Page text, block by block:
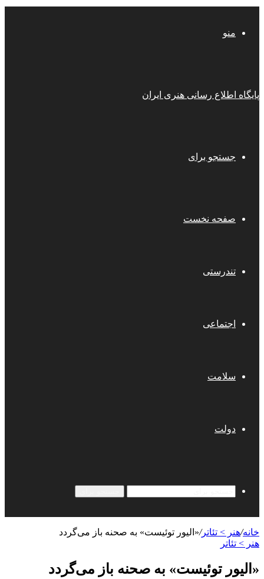
منو
پایگاه اطلاع رسانی هنری ایران
جستجو برای
صفحه نخست
تندرستی
اجتماعی
سلامت
دولت
خانه/هنر > تئاتر/«الیور توئیست» به صحنه باز می‌گردد
هنر > تئاتر
«الیور توئیست» به صحنه باز می‌گردد